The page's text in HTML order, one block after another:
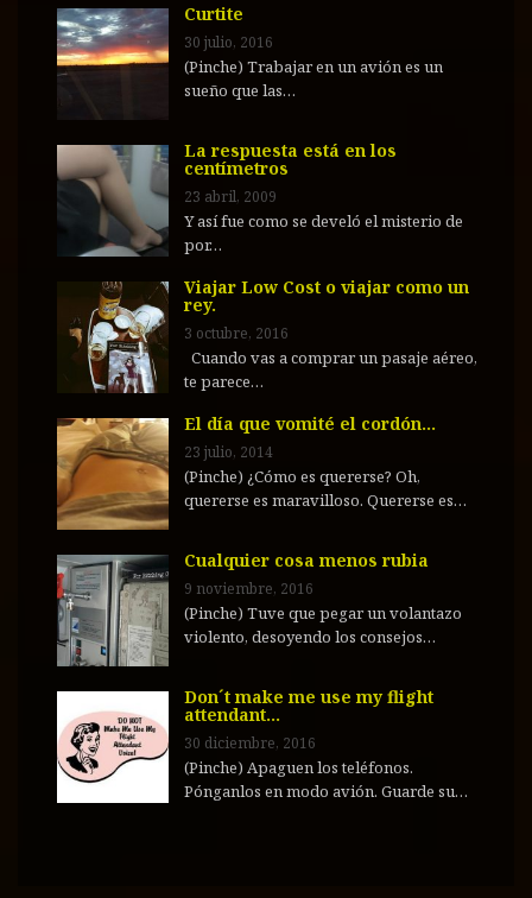
Curtite
30 julio, 2016
(Pinche) Trabajar en un avión es un
sueño que las…
La respuesta está en los
centímetros
23 abril, 2009
Y así fue como se develó el misterio de
por…
Viajar Low Cost o viajar como un
rey.
3 octubre, 2016
Cuando vas a comprar un pasaje aéreo,
te parece…
El día que vomité el cordón…
23 julio, 2014
(Pinche) ¿Cómo es quererse? Oh,
quererse es maravilloso. Quererse es…
Cualquier cosa menos rubia
9 noviembre, 2016
(Pinche) Tuve que pegar un volantazo
violento, desoyendo los consejos…
Don´t make me use my flight
attendant…
30 diciembre, 2016
(Pinche) Apaguen los teléfonos.
Pónganlos en modo avión. Guarde su…